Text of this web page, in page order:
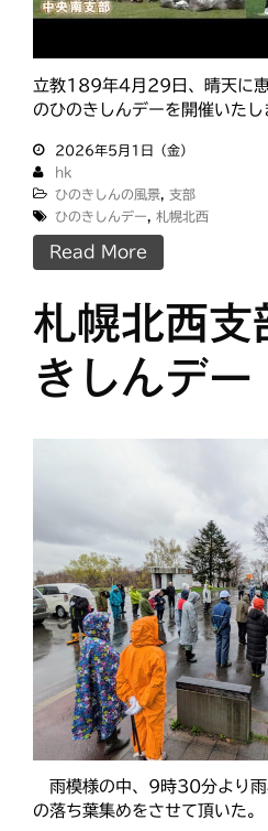
立教189年4月29日、晴天に
のひのきしんデーを開催いた
2026年5月1日（金）
hk
ひのきしんの風景
支部
ひのきしんデー
札幌北西
Read More
札幌北西
きしんデー
雨模様の中、9時30分より雨
の落ち葉集めをさせて頂いた。